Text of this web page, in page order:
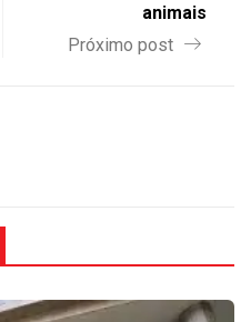
animais
Próximo post